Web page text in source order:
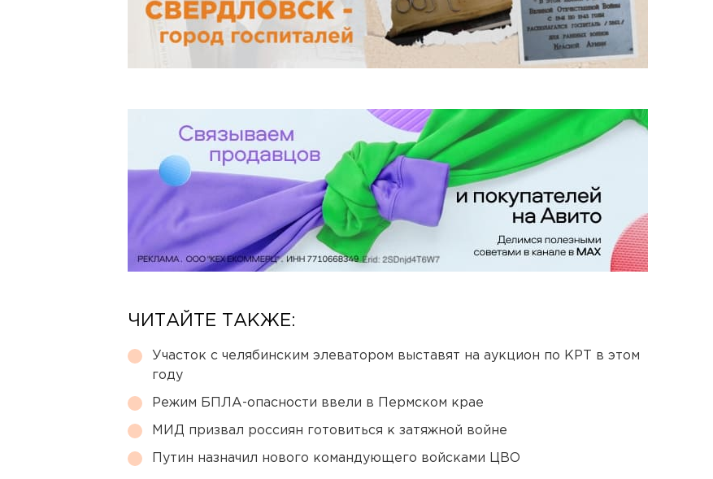
ЧИТАЙТЕ ТАКЖЕ:
Участок с челябинским элеватором выставят на аукцион по КРТ в этом
году
Режим БПЛА-опасности ввели в Пермском крае
МИД призвал россиян готовиться к затяжной войне
Путин назначил нового командующего войсками ЦВО